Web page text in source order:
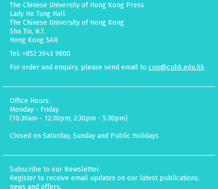
The Chinese University of Hong Kong Press
Lady Ho Tung Hall
The Chinese University of Hong Kong
Sha Tin, N.T.
Hong Kong SAR
Tel: +852 3943 9800
For order and enquiry, please send email to cup@cuhk.edu.hk
Office Hours:
Monday - Friday
(10:30am - 12:30pm; 2:30pm - 5:30pm)
Closed on Saturday, Sunday and Public Holidays
Subscribe to our Newsletter.
Register to receive email updates on our latest publications,
news and offers.